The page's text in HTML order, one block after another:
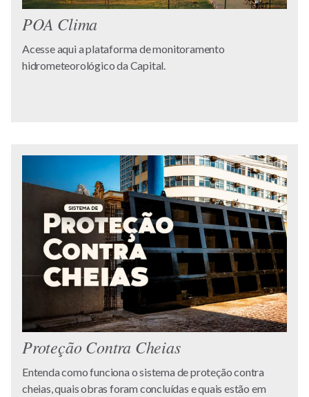
POA Clima
Acesse aqui a plataforma de monitoramento
hidrometeorológico da Capital.
Proteção Contra Cheias
Entenda como funciona o sistema de proteção contra
cheias, quais obras foram concluídas e quais estão em